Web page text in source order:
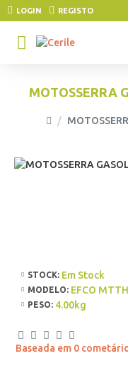
LOGIN REGISTO
MOTOSSERRA
STOCK: Em Stock
MODELO: EFCO
PESO: 4.00kg
Baseada em 0